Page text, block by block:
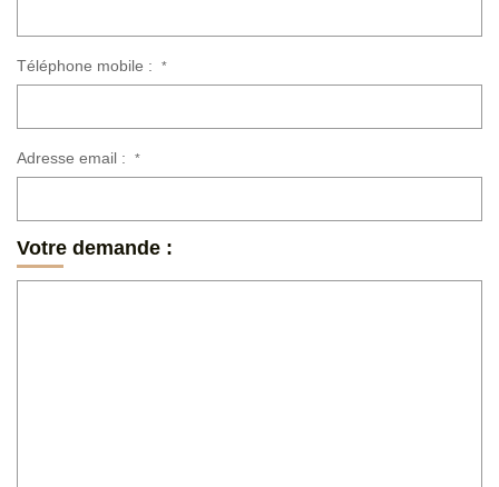
Téléphone mobile : *
Adresse email : *
Votre demande :